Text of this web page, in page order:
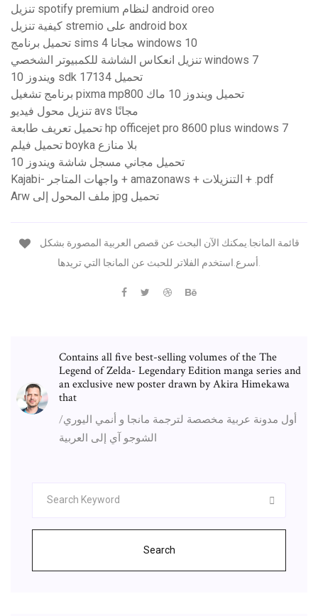
تنزيل spotify premium لنظام android oreo
كيفية تنزيل stremio على android box
تحميل برنامج sims 4 مجانا windows 10
تنزيل انعكاس الشاشة للكمبيوتر الشخصي windows 7
ويندوز 10 sdk 17134 تحميل
برنامج تشغيل pixma mp800 تحميل ويندوز 10 ماك
تنزيل محول فيديو avs مجانًا
تحميل تعريف طابعة hp officejet pro 8600 plus windows 7
تحميل فيلم boyka بلا منازع
تحميل مجاني مسجل شاشة ويندوز 10
Kajabi- واجهات المتاجر + amazonaws + التنزيلات + .pdf
Arw ملف المحول إلى jpg تحميل
Contains all five best-selling volumes of the The
Legend of Zelda- Legendary Edition manga series and
an exclusive new poster drawn by Akira Himekawa
that
أول مدونة عربية مخصصة لترجمة مانجا و أنمي اليوري/
الشوجو آي إلى العربية
Search